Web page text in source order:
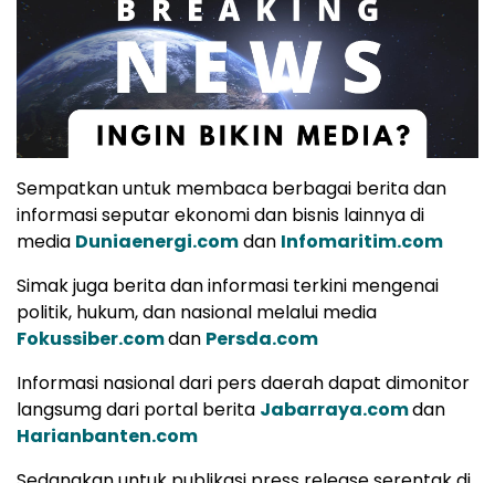
Sempatkan untuk membaca berbagai berita dan
informasi seputar ekonomi dan bisnis lainnya di
media Duniaenergi.comdan Infomaritim.com
Simak juga berita dan informasi terkini mengenai
politik, hukum, dan nasional melalui media
Fokussiber.comdan Persda.com
Informasi nasional dari pers daerah dapat dimonitor
langsumg dari portal berita Jabarraya.comdan
Harianbanten.com